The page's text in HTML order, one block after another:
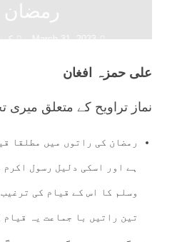
رمضان
March 31, 2023
علی حمزہ افغان
نماز تراویح کے متعلق میری
رمضان کی راتوں میں مطلقا
ہے اور اسکی دلیل رسول اکرم
وسلم کا اس کے قیام کی ترغیب
تین راتیں با جماعت یہ قیام